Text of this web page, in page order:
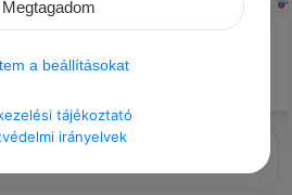
Ha valami történik, nem kell sok
Megtagadom
a beállításokat
tájékoztató
irányelvek